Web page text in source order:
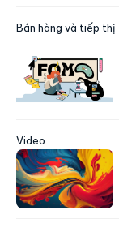
Bán hàng và tiếp thị
Video